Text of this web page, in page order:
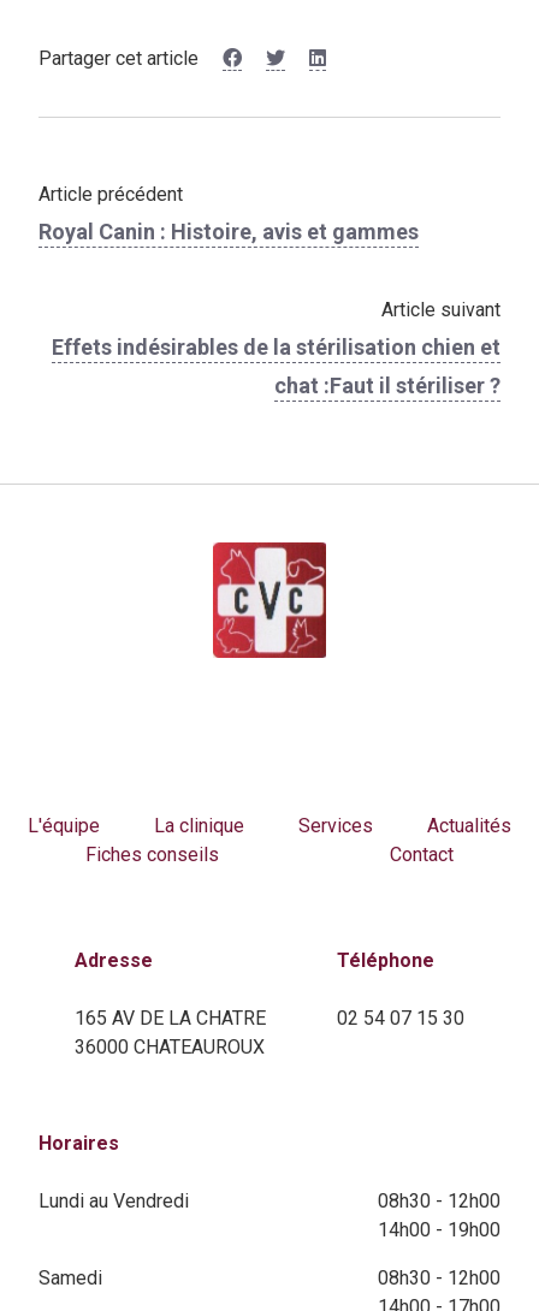
Partager cet article
Article précédent
Royal Canin : Histoire, avis et gammes
Article suivant
Effets indésirables de la stérilisation chien et
chat :Faut il stériliser ?
L'équipe La clinique Services
Actualités
Fiches conseils
Contact
Adresse
165 AV DE LA CHATRE
36000 CHATEAUROUX
Téléphone
02 54 07 15 30
Horaires
Lundi au Vendredi
08h30 - 12h00
14h00 - 19h00
Samedi
08h30 - 12h00